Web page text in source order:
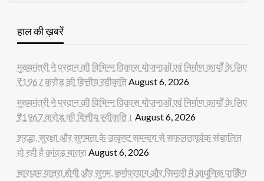
हाल की ख़बरें
मुख्यमंत्री ने प्रदान की विभिन्न विकास योजनाओं एवं निर्माण कार्यों के लिए
₹1967 करोड़ की वित्तीय स्वीकृतिAugust 6, 2026
मुख्यमंत्री ने प्रदान की विभिन्न विकास योजनाओं एवं निर्माण कार्यों के लिए
₹1967 करोड़ की वित्तीय स्वीकृति। August 6, 2026
श्रद्धा, सुरक्षा और सुगमता के उत्कृष्ट समन्वय से सफलतापूर्वक संचालित
हो रही है कांवड़ यात्राAugust 6, 2026
चारधाम यात्रा होगी और सुगम, कर्णप्रयाग और सिमली में आधुनिक पार्किंग